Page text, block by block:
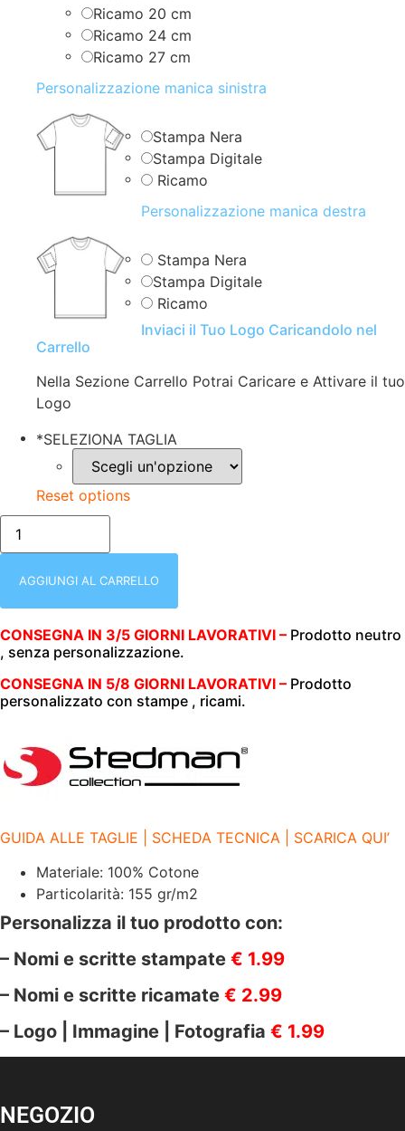
Ricamo 20 cm
Ricamo 24 cm
Ricamo 27 cm
Personalizzazione manica sinistra
Stampa Nera
Stampa Digitale
Ricamo
Personalizzazione manica destra
Stampa Nera
Stampa Digitale
Ricamo
Inviaci il Tuo Logo Caricandolo nel
Carrello
Nella Sezione Carrello Potrai Caricare e Attivare il tuo
Logo
*SELEZIONA TAGLIA
Reset options
T-
SHIRT
UNISEX
MANICA
STEDMAN
|
T
|
100%
155
gr/m2
quantità
AGGIUNGI AL CARRELLO
CONSEGNA IN 3/5 GIORNI LAVORATIVI – Prodotto neutro
, senza personalizzazione.
CONSEGNA IN 5/8 GIORNI LAVORATIVI – Prodotto
personalizzato con stampe , ricami.
GUIDA ALLE TAGLIE | SCHEDA TECNICA | SCARICA QUI’
Materiale: 100% Cotone
Particolarità: 155 gr/m2
Personalizza il tuo prodotto con:
– Nomi e scritte stampate € 1.99
– Nomi e scritte ricamate € 2.99
– Logo | Immagine | Fotografia € 1.99
NEGOZIO